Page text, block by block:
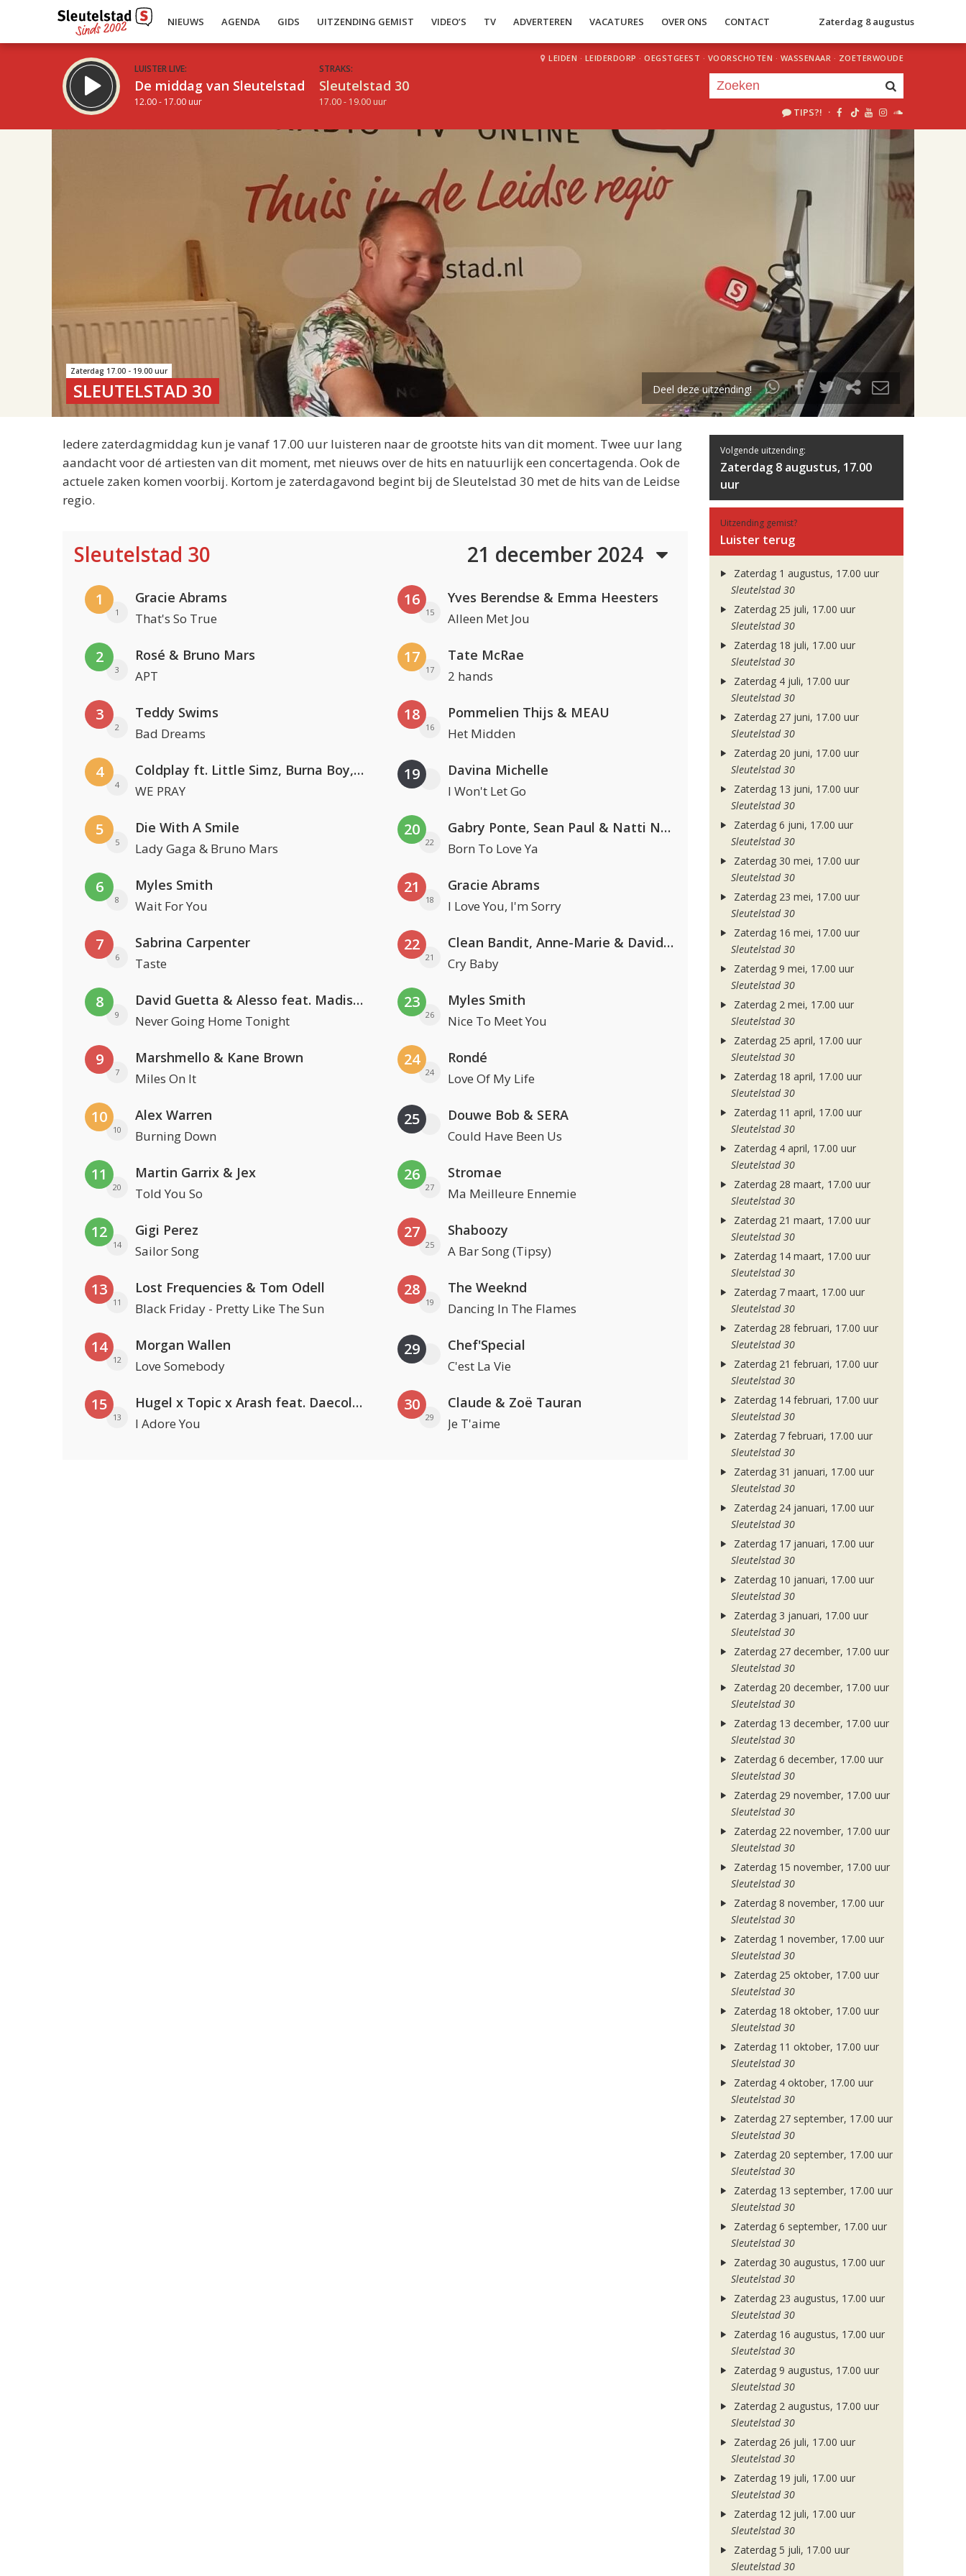
NIEUWS AGENDA GIDS UITZENDING GEMIST VIDEO’S TV ADVERTEREN VACATURES OVER ONS CONTACT Zaterdag 8 augustus
LUISTER LIVE:
De middag van Sleutelstad
12.00 - 17.00 uur
STRAKS:
Sleutelstad 30
17.00 - 19.00 uur
LEIDEN · LEIDERDORP · OEGSTGEEST · VOORSCHOTEN · WASSENAAR · ZOETERWOUDE
TIPS?! ·
uur 1 van 2
Volgend uur
Zaterdag 17.00 - 19.00 uur
SLEUTELSTAD 30 Deel deze uitzending!
Iedere zaterdagmiddag kun je vanaf 17.00 uur luisteren naar de grootste hits van dit moment. Twee uur lang
aandacht voor dé artiesten van dit moment, met nieuws over de hits en natuurlijk een concertagenda. Ook de
actuele zaken komen voorbij. Kortom je zaterdagavond begint bij de Sleutelstad 30 met de hits van de Leidse
regio.
Sleutelstad 30 21 december 2024
1
1
Gracie Abrams
That's So True
2
3
Rosé & Bruno Mars
APT
3
2
Teddy Swims
Bad Dreams
4
4
Coldplay ft. Little Simz, Burna Boy, Elyanna & Tini
WE PRAY
5
5
Die With A Smile
Lady Gaga & Bruno Mars
6
8
Myles Smith
Wait For You
7
6
Sabrina Carpenter
Taste
8
9
David Guetta & Alesso feat. Madison Love
Never Going Home Tonight
9
7
Marshmello & Kane Brown
Miles On It
10
10
Alex Warren
Burning Down
11
20
Martin Garrix & Jex
Told You So
12
14
Gigi Perez
Sailor Song
13
11
Lost Frequencies & Tom Odell
Black Friday - Pretty Like The Sun
14
12
Morgan Wallen
Love Somebody
15
13
Hugel x Topic x Arash feat. Daecolm
I Adore You
16
15
Yves Berendse & Emma Heesters
Alleen Met Jou
17
17
Tate McRae
2 hands
18
16
Pommelien Thijs & MEAU
Het Midden
19 Davina Michelle
I Won't Let Go
20
22
Gabry Ponte, Sean Paul & Natti Natasha
Born To Love Ya
21
18
Gracie Abrams
I Love You, I'm Sorry
22
21
Clean Bandit, Anne-Marie & David Guetta
Cry Baby
23
26
Myles Smith
Nice To Meet You
24
24
Rondé
Love Of My Life
25 Douwe Bob & SERA
Could Have Been Us
26
27
Stromae
Ma Meilleure Ennemie
27
25
Shaboozy
A Bar Song (Tipsy)
28
19
The Weeknd
Dancing In The Flames
29 Chef'Special
C'est La Vie
30
29
Claude & Zoë Tauran
Je T'aime
Volgende uitzending:
Zaterdag 8 augustus, 17.00
uur
Uitzending gemist?
Luister terug
Zaterdag 1 augustus, 17.00 uur
Sleutelstad 30
Zaterdag 25 juli, 17.00 uur
Sleutelstad 30
Zaterdag 18 juli, 17.00 uur
Sleutelstad 30
Zaterdag 4 juli, 17.00 uur
Sleutelstad 30
Zaterdag 27 juni, 17.00 uur
Sleutelstad 30
Zaterdag 20 juni, 17.00 uur
Sleutelstad 30
Zaterdag 13 juni, 17.00 uur
Sleutelstad 30
Zaterdag 6 juni, 17.00 uur
Sleutelstad 30
Zaterdag 30 mei, 17.00 uur
Sleutelstad 30
Zaterdag 23 mei, 17.00 uur
Sleutelstad 30
Zaterdag 16 mei, 17.00 uur
Sleutelstad 30
Zaterdag 9 mei, 17.00 uur
Sleutelstad 30
Zaterdag 2 mei, 17.00 uur
Sleutelstad 30
Zaterdag 25 april, 17.00 uur
Sleutelstad 30
Zaterdag 18 april, 17.00 uur
Sleutelstad 30
Zaterdag 11 april, 17.00 uur
Sleutelstad 30
Zaterdag 4 april, 17.00 uur
Sleutelstad 30
Zaterdag 28 maart, 17.00 uur
Sleutelstad 30
Zaterdag 21 maart, 17.00 uur
Sleutelstad 30
Zaterdag 14 maart, 17.00 uur
Sleutelstad 30
Zaterdag 7 maart, 17.00 uur
Sleutelstad 30
Zaterdag 28 februari, 17.00 uur
Sleutelstad 30
Zaterdag 21 februari, 17.00 uur
Sleutelstad 30
Zaterdag 14 februari, 17.00 uur
Sleutelstad 30
Zaterdag 7 februari, 17.00 uur
Sleutelstad 30
Zaterdag 31 januari, 17.00 uur
Sleutelstad 30
Zaterdag 24 januari, 17.00 uur
Sleutelstad 30
Zaterdag 17 januari, 17.00 uur
Sleutelstad 30
Zaterdag 10 januari, 17.00 uur
Sleutelstad 30
Zaterdag 3 januari, 17.00 uur
Sleutelstad 30
Zaterdag 27 december, 17.00 uur
Sleutelstad 30
Zaterdag 20 december, 17.00 uur
Sleutelstad 30
Zaterdag 13 december, 17.00 uur
Sleutelstad 30
Zaterdag 6 december, 17.00 uur
Sleutelstad 30
Zaterdag 29 november, 17.00 uur
Sleutelstad 30
Zaterdag 22 november, 17.00 uur
Sleutelstad 30
Zaterdag 15 november, 17.00 uur
Sleutelstad 30
Zaterdag 8 november, 17.00 uur
Sleutelstad 30
Zaterdag 1 november, 17.00 uur
Sleutelstad 30
Zaterdag 25 oktober, 17.00 uur
Sleutelstad 30
Zaterdag 18 oktober, 17.00 uur
Sleutelstad 30
Zaterdag 11 oktober, 17.00 uur
Sleutelstad 30
Zaterdag 4 oktober, 17.00 uur
Sleutelstad 30
Zaterdag 27 september, 17.00 uur
Sleutelstad 30
Zaterdag 20 september, 17.00 uur
Sleutelstad 30
Zaterdag 13 september, 17.00 uur
Sleutelstad 30
Zaterdag 6 september, 17.00 uur
Sleutelstad 30
Zaterdag 30 augustus, 17.00 uur
Sleutelstad 30
Zaterdag 23 augustus, 17.00 uur
Sleutelstad 30
Zaterdag 16 augustus, 17.00 uur
Sleutelstad 30
Zaterdag 9 augustus, 17.00 uur
Sleutelstad 30
Zaterdag 2 augustus, 17.00 uur
Sleutelstad 30
Zaterdag 26 juli, 17.00 uur
Sleutelstad 30
Zaterdag 19 juli, 17.00 uur
Sleutelstad 30
Zaterdag 12 juli, 17.00 uur
Sleutelstad 30
Zaterdag 5 juli, 17.00 uur
Sleutelstad 30